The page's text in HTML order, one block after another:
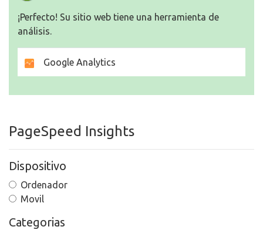
¡Perfecto! Su sitio web tiene una herramienta de
análisis.
Google Analytics
PageSpeed Insights
Dispositivo
Ordenador
Movil
Categorias